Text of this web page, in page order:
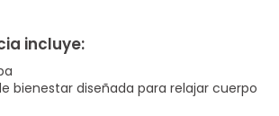
incluye:
bienestar diseñada para relajar cuerpo